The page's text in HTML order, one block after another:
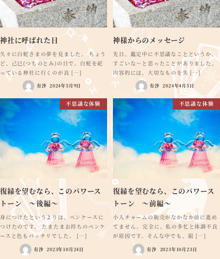
神社に呼ばれた日
久々に白蛇さまの夢を見ました。 ちょう
ど、己巳(つちのとみ)の日で、白蛇を祀
っている神社に行くのが良 […]
有沙 2024年5月9日
神様からのメッセージ
先日、鑑定中に不思議なことというか、
すごいな～と思ったことがありました。
内容的には、大切なものを失 […]
有沙 2024年4月5日
不思議な体験
復縁を望むなら、このパワース
トーン ～後編～
身につけたというよりは、ペンケースに
つけたのです。 たまたまお持ちのペンケ
ースと色もバッチリでした。 […]
有沙 2023年10月24日
不思議な体験
復縁を望むなら、このパワース
トーン ～前編～
小人チャームの販売がなかなか前に進め
てません。完全に、私の多忙と体調不良
が原因です。そんな中でも、組 […]
有沙 2023年10月23日